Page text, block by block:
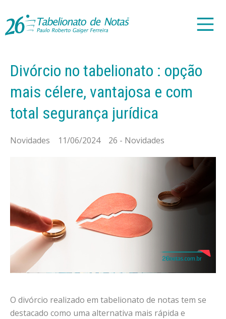
Divórcio no tabelionato : opção
mais célere, vantajosa e com
total segurança jurídica
Novidades 11/06/2024 26 - Novidades
O divórcio realizado em tabelionato de notas tem se
destacado como uma alternativa mais rápida e